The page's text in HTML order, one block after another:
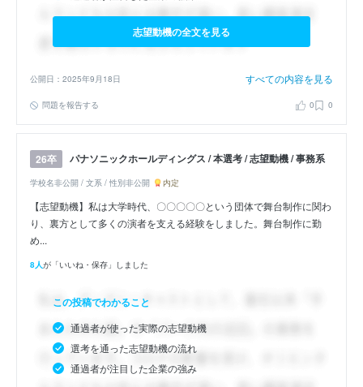
志望動機の全文を見る
公開日：2025年9月18日 すべての内容を見る
問題を報告する 0 0
26卒 パナソニックホールディングス / 本選考 / 志望動機 / 事務系
学校名非公開 / 文系 / 性別非公開 内定
【志望動機】私は大学時代、〇〇〇〇〇という団体で舞台制作に関わ
り、裏方として多くの演者を支える経験をしました。舞台制作に勤
め...
8人が「いいね・保存」しました
この投稿でわかること
通過者が使った実際の志望動機
選考を通った志望動機の流れ
通過者が注目した企業の強み